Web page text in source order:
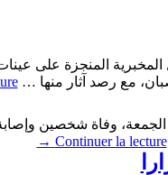
المخبرية المنجزة على
مع رصد آثار منها …
Continuer la lecture
→